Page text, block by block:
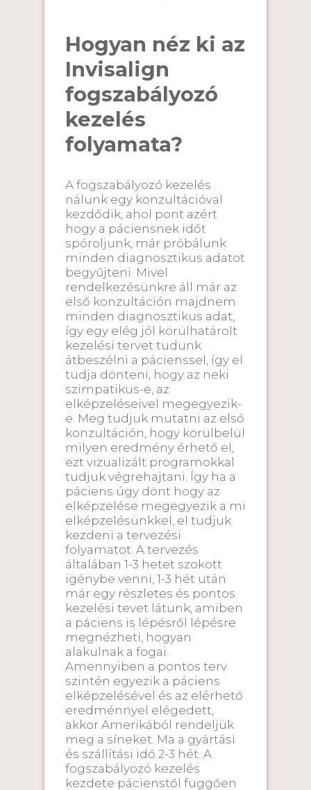
Hogyan néz ki az
Invisalign
fogszabályozó
kezelés
folyamata?
A fogszabályozó kezelés
nálunk egy konzultációval
kezdődik, ahol pont azért
hogy a páciensnek időt
spóroljunk, már próbálunk
minden diagnosztikus adatot
begyűjteni. Mivel
rendelkezésünkre áll már az
első konzultáción majdnem
minden diagnosztikus adat,
így egy elég jól körülhatárolt
kezelési tervet tudunk
átbeszélni a pácienssel, így el
tudja dönteni, hogy az neki
szimpatikus-e, az
elképzeléseivel megegyezik-
e. Meg tudjuk mutatni az első
konzultáción, hogy körülbelül
milyen eredmény érhető el,
ezt vizualizált programokkal
tudjuk végrehajtani. Így ha a
páciens úgy dönt hogy az
elképzelése megegyezik a mi
elképzelésünkkel, el tudjuk
kezdeni a tervezési
folyamatot. A tervezés
általában 1-3 hetet szokott
igénybe venni, 1-3 hét után
már egy részletes és pontos
kezelési tevet látunk, amiben
a páciens is lépésről lépésre
megnézheti, hogyan
alakulnak a fogai.
Amennyiben a pontos terv
szintén egyezik a páciens
elképzelésével és az elérhető
eredménnyel elégedett,
akkor Amerikából rendeljük
meg a síneket. Ma a gyártási
és szállítási idő 2-3 hét. A
fogszabályozó kezelés
kezdete pácienstől függően